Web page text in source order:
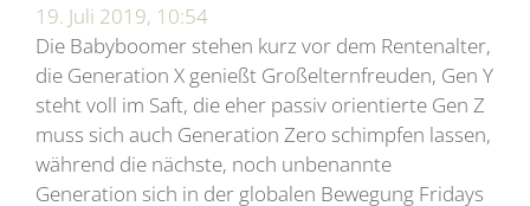
19. Juli 2019, 10:54
Die Babyboomer stehen kurz vor dem Rentenalter,
die Generation X genießt Großelternfreuden, Gen Y
steht voll im Saft, die eher passiv orientierte Gen Z
muss sich auch Generation Zero schimpfen lassen,
während die nächste, noch unbenannte
Generation sich in der globalen Bewegung Fridays